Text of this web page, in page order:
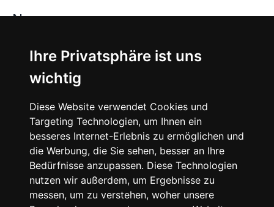
Ihre Privatsphäre ist uns
wichtig
Diese Website verwendet Cookies und
Targeting Technologien, um Ihnen ein
besseres Internet-Erlebnis zu ermöglichen und
die Werbung, die Sie sehen, besser an Ihre
Bedürfnisse anzupassen. Diese Technologien
nutzen wir außerdem, um Ergebnisse zu
messen, um zu verstehen, woher unsere
News
About
Instagram
Facebook